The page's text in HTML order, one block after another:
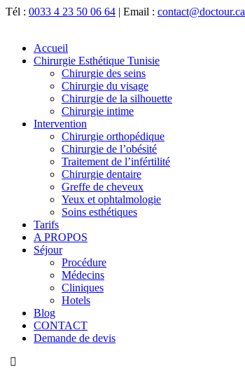
Tél : 0033 4 23 50 06 64 | Email : contact@doctour.ca
Accueil
Chirurgie Esthétique Tunisie
Chirurgie des seins
Chirurgie du visage
Chirurgie de la silhouette
Chirurgie intime
Intervention
Chirurgie orthopédique
Chirurgie de l’obésité
Traitement de l’infértilité
Chirurgie dentaire
Greffe de cheveux
Yeux et ophtalmologie
Soins esthétiques
Tarifs
A PROPOS
Séjour
Procédure
Médecins
Cliniques
Hotels
Blog
CONTACT
Demande de devis